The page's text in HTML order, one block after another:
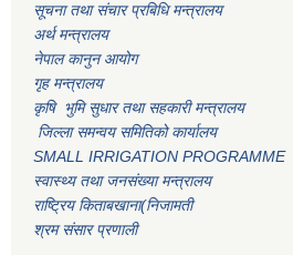
सूचना तथा संचार प्रबिधि मन्त्रालय
अर्थ मन्त्रालय
नेपाल कानुन आयोग
गृह मन्त्रालय
कृषि भुमि सुधार तथा सहकारी मन्त्रालय
जिल्ला समन्वय समितिको कार्यालय
SMALL IRRIGATION PROGRAMME
स्वास्थ्य तथा जनसंख्या मन्त्रालय
राष्ट्रिय किताबखाना(निजामती
श्रम संसार प्रणाली